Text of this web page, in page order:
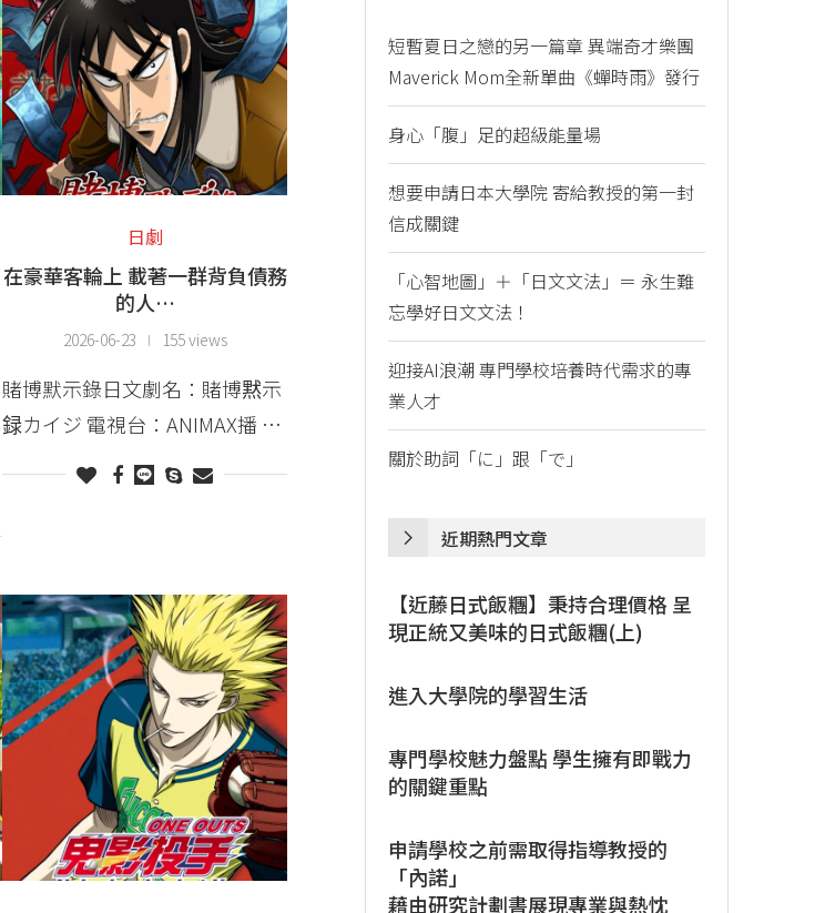
日劇
在豪華客輪上 載著一群背負債務
的人…
2026-06-23 155 views
賭博默示錄日文劇名：賭博黙示
録カイジ 電視台：ANIMAX播 …
短暫夏日之戀的另一篇章 異端奇才樂團
Maverick Mom全新單曲《蟬時雨》發行
身心「腹」足的超級能量場
想要申請日本大學院 寄給教授的第一封
信成關鍵
「心智地圖」＋「日文文法」＝ 永生難
忘學好日文文法！
迎接AI浪潮 專門學校培養時代需求的專
業人才
關於助詞「に」跟「で」
近期熱門文章
【近藤日式飯糰】秉持合理價格 呈
現正統又美味的日式飯糰(上)
進入大學院的學習生活
專門學校魅力盤點 學生擁有即戰力
的關鍵重點
申請學校之前需取得指導教授的
「內諾」
藉由研究計劃書展現專業與熱忱